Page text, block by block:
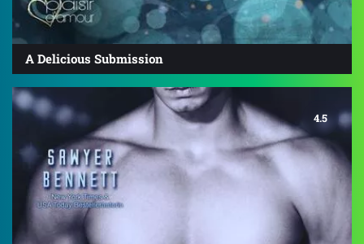
A Delicious Submission
4.5